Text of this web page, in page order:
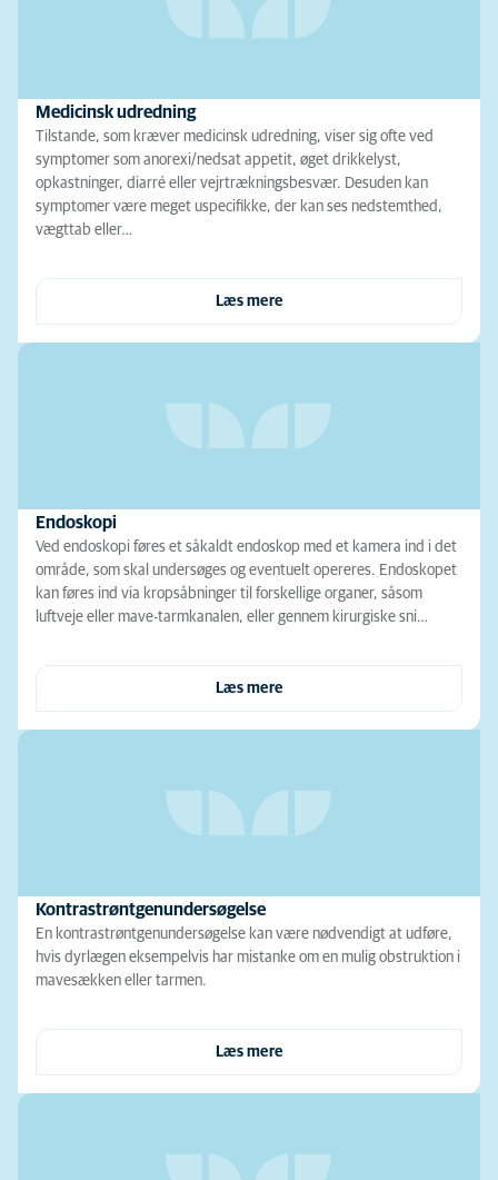
Medicinsk udredning
Tilstande, som kræver medicinsk udredning, viser sig ofte ved
symptomer som anorexi/nedsat appetit, øget drikkelyst,
opkastninger, diarré eller vejrtrækningsbesvær. Desuden kan
symptomer være meget uspecifikke, der kan ses nedstemthed,
vægttab eller…
Læs mere
Endoskopi
Ved endoskopi føres et såkaldt endoskop med et kamera ind i det
område, som skal undersøges og eventuelt opereres. Endoskopet
kan føres ind via kropsåbninger til forskellige organer, såsom
luftveje eller mave-tarmkanalen, eller gennem kirurgiske sni…
Læs mere
Kontrastrøntgenundersøgelse
En kontrastrøntgenundersøgelse kan være nødvendigt at udføre,
hvis dyrlægen eksempelvis har mistanke om en mulig obstruktion i
mavesækken eller tarmen.
Læs mere